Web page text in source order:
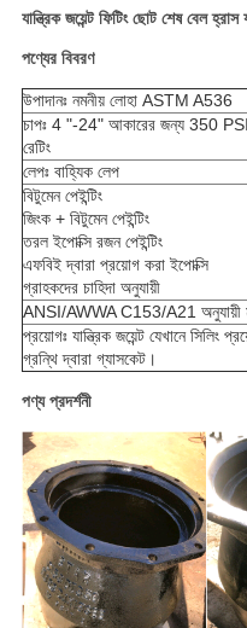
যান্ত্রিক জয়েন্ট ফিটিং ছোট শেষ বেল
পণ্যের বিবরণ
উপাদানঃ নমনীয় লোহা ASTM A536
চাপঃ 4 "-24" আকারের জন্য 350
রেটিং
লেপঃ বাহ্যিক লেপ
বিটুমেন পেইন্টিং
জিংক + বিটুমেন পেইন্টিং
তরল ইপোক্সি রজন পেইন্টিং
এফবিই দ্বারা প্রয়োগ করা ইপোক্সি
গ্রাহকদের চাহিদা অনুযায়ী
ANSI/AWWA C153/A21 অনুযায়ী
প্রয়োগঃ যান্ত্রিক জয়েন্ট যেখানে
গ্রন্থি দ্বারা গ্যাসকেট।
পণ্য প্রদর্শনী